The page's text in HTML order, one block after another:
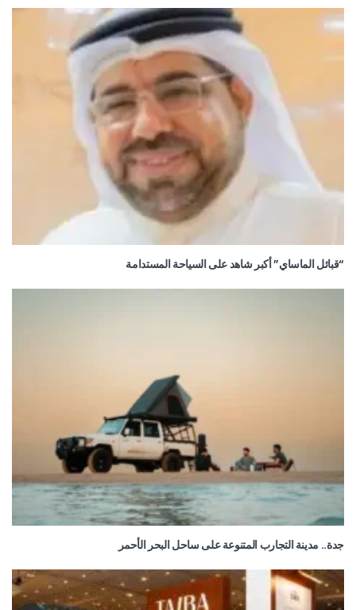
“قبائل الماساي” أكبر شاهد على السياحة المستدامة
جدة.. مدينة التجارب المتنوعة على ساحل البحر الأحمر